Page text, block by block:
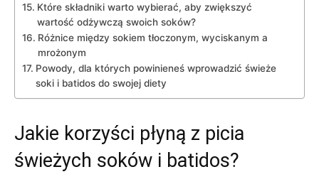
Które składniki warto ‌wybierać, aby zwiększyć
⁤wartość odżywczą swoich⁢ soków?
Różnice​ między sokiem tłoczonym, wyciskanym ‌a
mrożonym
Powody,⁢ dla których⁢ powinieneś wprowadzić świeże
soki i batidos do swojej diety
Jakie ⁣korzyści płyną z picia
świeżych ⁢soków i batidos?